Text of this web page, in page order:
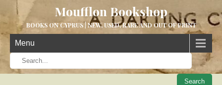
Moufflon Bookshop
BOOKS ON CYPRUS | NEW, USED, RARE AND OUT OF PRINT
Menu
When